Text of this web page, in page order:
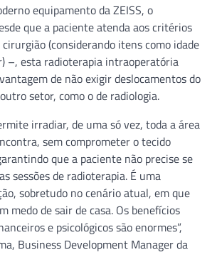
equipamento da ZEISS, o
que a paciente atenda aos critérios
(considerando itens como idade
–, esta radioterapia intraoperatória
de não exigir deslocamentos do
setor, como o de radiologia.
irradiar, de uma só vez, toda a área
sem comprometer o tecido
que a paciente não precise se
sessões de radioterapia. É uma
sobretudo no cenário atual, em que
medo de sair de casa. Os benefícios
e psicológicos são enormes”,
Business Development Manager da